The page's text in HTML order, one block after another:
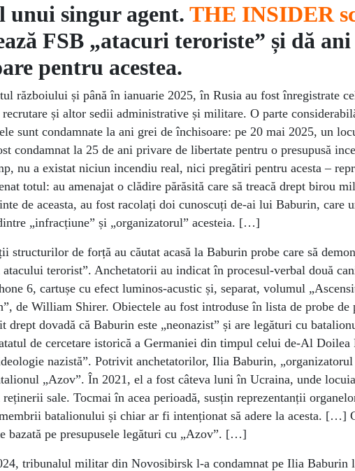
unui singur agent. THE INSIDER
FSB „atacuri teroriste” și dă
pentru acestea.
războiului și până în ianuarie 2025, în Rusia au fost înregistrate
și altor sedii administrative și militare. O parte
sunt condamnate la ani grei de închisoare: pe 20 mai 2025, un
condamnat la 25 de ani privare de libertate pentru o presupusă
nu a existat niciun incendiu real, nici pregătiri pentru acesta –
totul: au amenajat o clădire părăsită care să treacă drept birou
de aceasta, au fost racolați doi cunoscuți de-ai lui Baburin, care
„infracțiune” și „organizatorul” acesteia. […]
structurilor de forță au căutat acasă la Baburin probe care să
atacului terorist”. Anchetatorii au indicat în procesul-verbal două
6, cartușe cu efect luminos-acustic și, separat, volumul
de William Shirer. Obiectele au fost introduse în lista de probe
drept dovadă că Baburin este „neonazist” și are legături cu
de cercetare istorică a Germaniei din timpul celui de-Al
nazistă”. Potrivit anchetatorilor, Ilia Baburin,
„Azov”. În 2021, el a fost câteva luni în Ucraina, unde
sale. Tocmai în acea perioadă, susțin reprezentanții
batalionului și chiar ar fi intenționat să adere la acesta. […]
bazată pe presupusele legături cu „Azov”. […]
tribunalul militar din Novosibirsk l-a condamnat pe Ilia Baburin